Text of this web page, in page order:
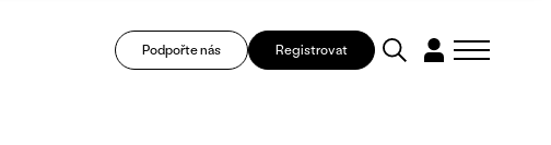
Podpořte nás Registrovat